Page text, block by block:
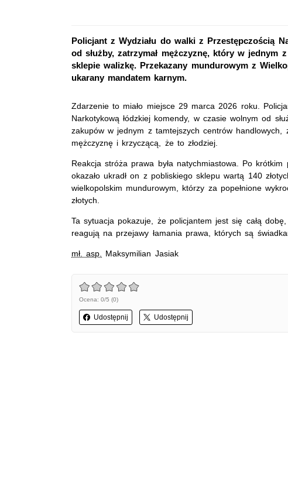
Policjant z Wydziału do walki z Przestępczością
od służby, zatrzymał mężczyznę, który w jednym
sklepie walizkę. Przekazany mundurowym z
ukarany mandatem karnym.
Zdarzenie to miało miejsce 29 marca 2026 roku.
Narkotykową łódzkiej komendy, w czasie wolnym od
zakupów w jednym z tamtejszych centrów handlowych,
mężczyznę i krzyczącą, że to złodziej.
Reakcja stróża prawa była natychmiastowa. Po
okazało ukradł on z pobliskiego sklepu wartą 140
wielkopolskim mundurowym, którzy za popełnione
złotych.
Ta sytuacja pokazuje, że policjantem jest się całą
reagują na przejawy łamania prawa, których są
mł. asp. Maksymilian Jasiak
Ocena: 0/5 (0)
Udostępnij Udostępnij